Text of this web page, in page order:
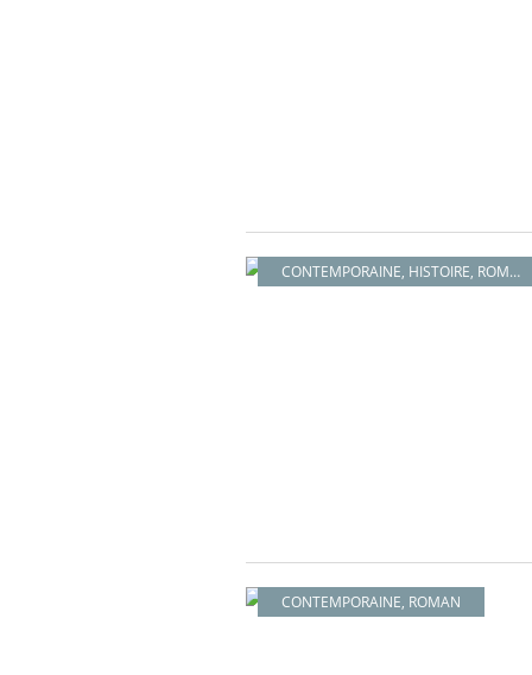
CONTEMPORAINE, HISTOIRE, ROMAN
CONTEMPORAINE, ROMAN